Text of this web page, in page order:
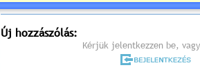
Új hozzászólás:
Kérjük jelentkezzen be,